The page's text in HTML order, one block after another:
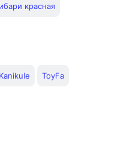
красная
Kanikule ToyFa